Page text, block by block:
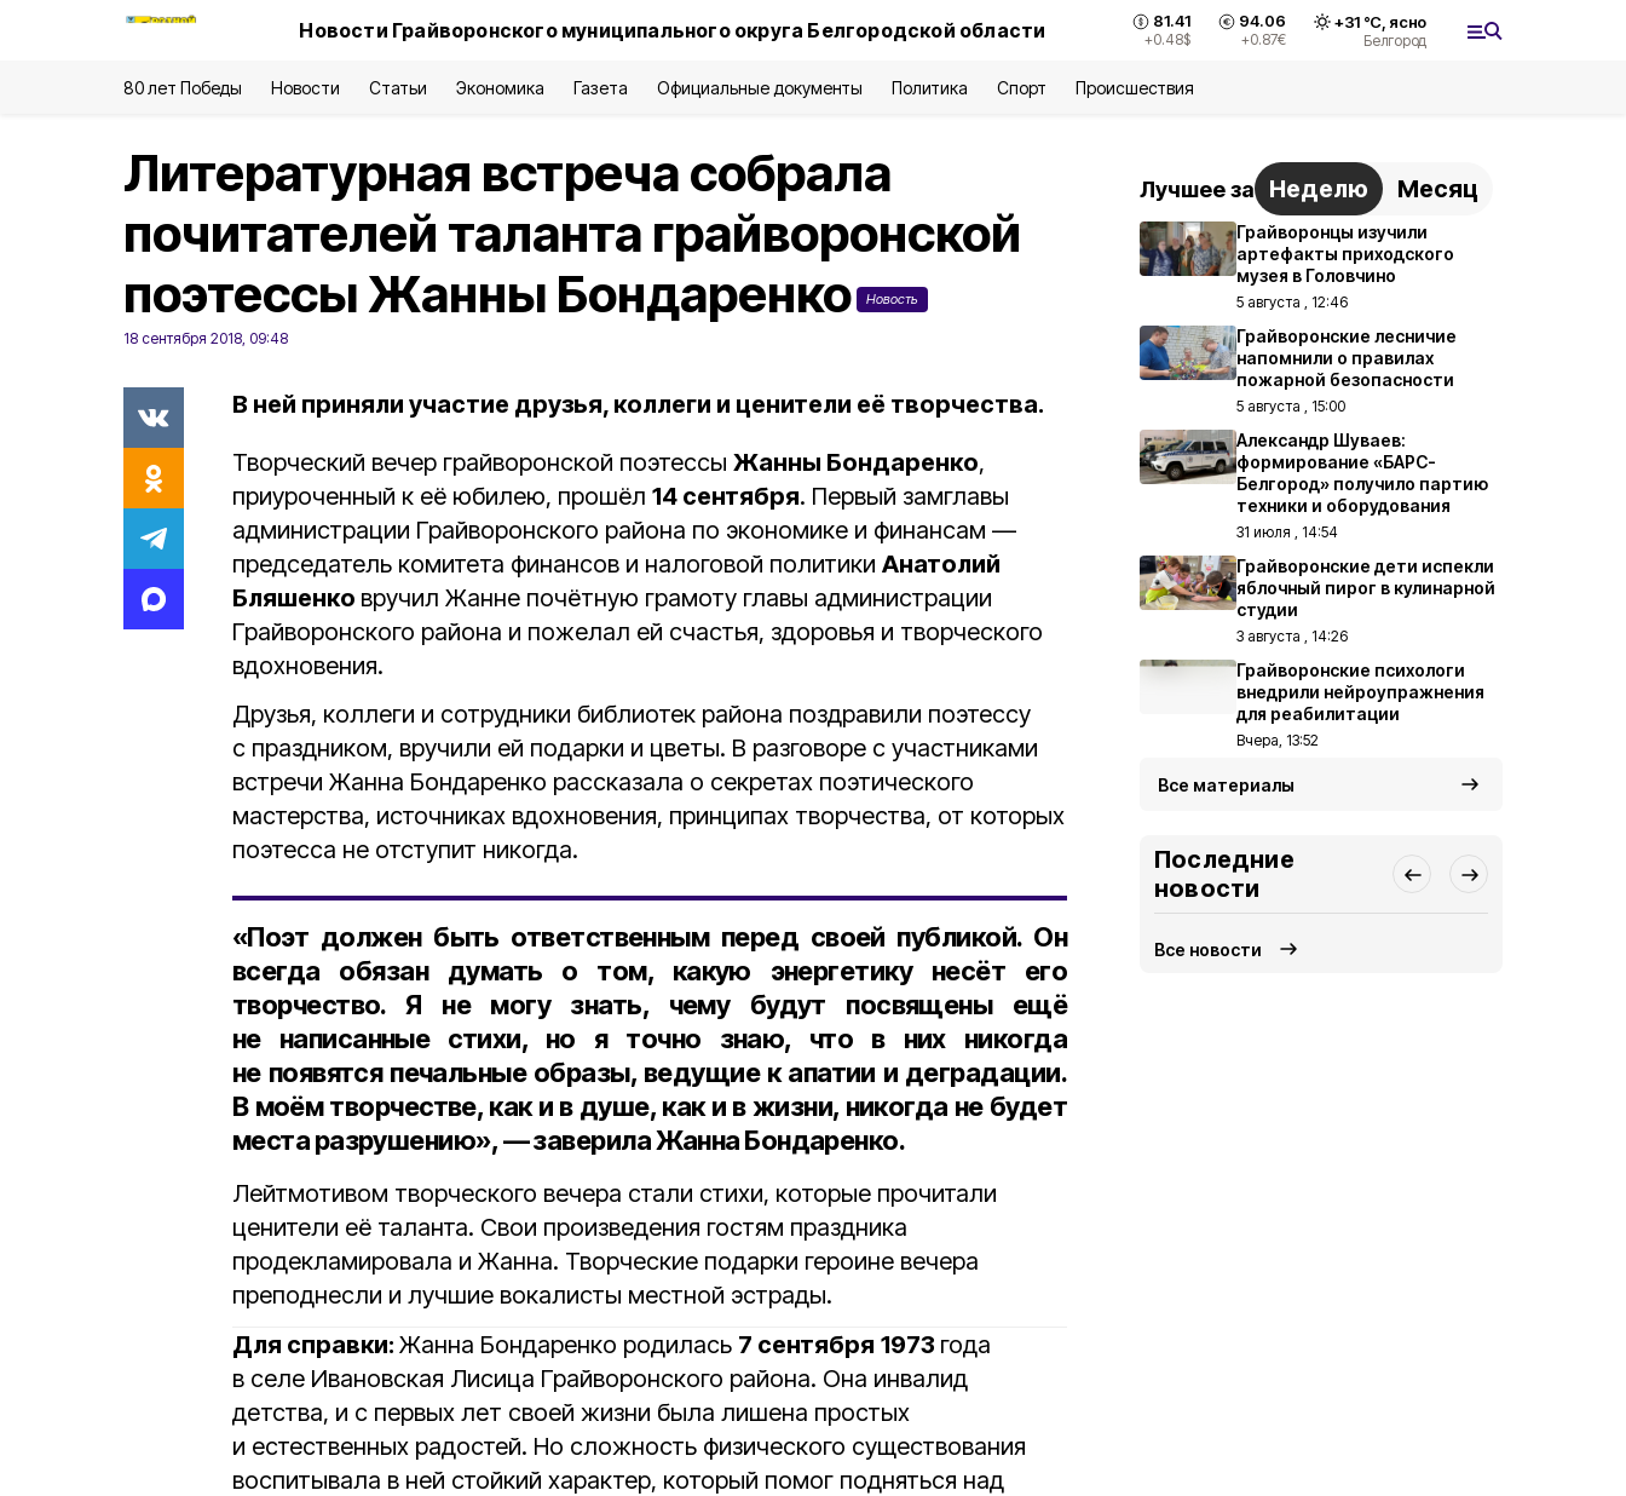
Новости Грайворонского муниципального округа Белгородской области 81.41
+0.48$
94.06
+0.87€
+31°С, ясно
Белгород
80 лет Победы Новости Статьи Экономика Газета Официальные документы Политика Спорт Происшествия
Литературная встреча собрала
почитателей таланта грайворонской
поэтессы Жанны Бондаренко
Новость
18 сентября 2018, 09:48
В ней приняли участие друзья, коллеги и ценители её творчества.
Творческий вечер грайворонской поэтессы Жанны Бондаренко,
приуроченный к её юбилею, прошёл 14 сентября. Первый замглавы
администрации Грайворонского района по экономике и финансам —
председатель комитета финансов и налоговой политики Анатолий
Бляшенко вручил Жанне почётную грамоту главы администрации
Грайворонского района и пожелал ей счастья, здоровья и творческого
вдохновения.
Друзья, коллеги и сотрудники библиотек района поздравили поэтессу
с праздником, вручили ей подарки и цветы. В разговоре с участниками
встречи Жанна Бондаренко рассказала о секретах поэтического
мастерства, источниках вдохновения, принципах творчества, от которых
поэтесса не отступит никогда.
«Поэт должен быть ответственным перед своей публикой. Он
всегда обязан думать о том, какую энергетику несёт его
творчество. Я не могу знать, чему будут посвящены ещё
не написанные стихи, но я точно знаю, что в них никогда
не появятся печальные образы, ведущие к апатии и деградации.
В моём творчестве, как и в душе, как и в жизни, никогда не будет
места разрушению», — заверила Жанна Бондаренко.
Лейтмотивом творческого вечера стали стихи, которые прочитали
ценители её таланта. Свои произведения гостям праздника
продекламировала и Жанна. Творческие подарки героине вечера
преподнесли и лучшие вокалисты местной эстрады.
Для справки: Жанна Бондаренко родилась 7 сентября 1973 года
в селе Ивановская Лисица Грайворонского района. Она инвалид
детства, и с первых лет своей жизни была лишена простых
и естественных радостей. Но сложность физического существования
воспитывала в ней стойкий характер, который помог подняться над
Лучшее за Неделю Месяц
Грайворонцы изучили
артефакты приходского
музея в Головчино
5 августа , 12:46
Грайворонские лесничие
напомнили о правилах
пожарной безопасности
5 августа , 15:00
Александр Шуваев:
формирование «БАРС-
Белгород» получило партию
техники и оборудования
31 июля , 14:54
Грайворонские дети испекли
яблочный пирог в кулинарной
студии
3 августа , 14:26
Грайворонские психологи
внедрили нейроупражнения
для реабилитации
Вчера, 13:52
Все материалы
Последние
новости
Все новости